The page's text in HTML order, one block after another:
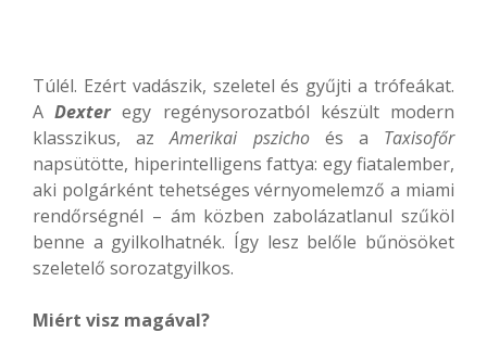
Túlél. Ezért vadászik, szeletel és gyűjti a trófeákat.
ADexteregy regénysorozatból készült modern
klasszikus, azAmerikai pszichoés a Taxisofőr
napsütötte, hiperintelligens fattya: egy fiatalember,
aki polgárként tehetséges vérnyomelemző a miami
rendőrségnél – ám közben zabolázatlanul szűköl
benne a gyilkolhatnék. Így lesz belőle bűnösöket
szeletelő sorozatgyilkos.
Miért visz magával?